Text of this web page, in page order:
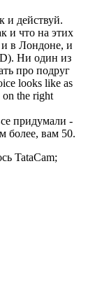
и действуй.
и что на этих
в Лондоне, и
Ни один из
про подруг
looks like as
on the right
придумали -
более, вам 50.
TataCam;